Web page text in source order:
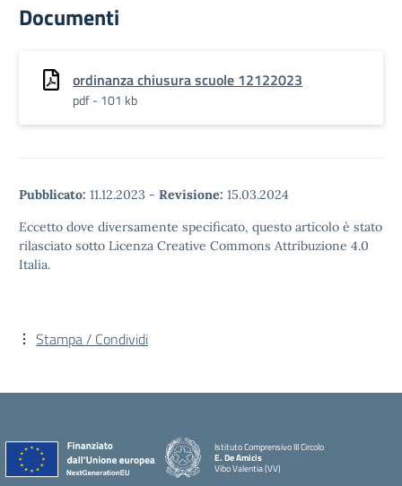
Documenti
ordinanza chiusura scuole 12122023
pdf - 101 kb
Pubblicato: 11.12.2023 - Revisione: 15.03.2024
Eccetto dove diversamente specificato, questo articolo è stato
rilasciato sotto Licenza Creative Commons Attribuzione 4.0
Italia.
Stampa / Condividi
Istituto Comprensivo III Circolo
E. De Amicis
Vibo Valentia (VV)